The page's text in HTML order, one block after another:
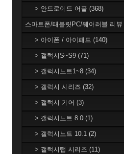
> 안드로이드 어플 (368)
스마트폰/태블릿PC/웨어러블 리뷰
> 아이폰 / 아이패드 (140)
> 갤럭시S~S9 (71)
> 갤럭시노트1~8 (34)
> 갤럭시 시리즈 (32)
> 갤럭시 기어 (3)
> 갤럭시노트 8.0 (1)
> 갤럭시노트 10.1 (2)
> 갤럭시탭 시리즈 (11)